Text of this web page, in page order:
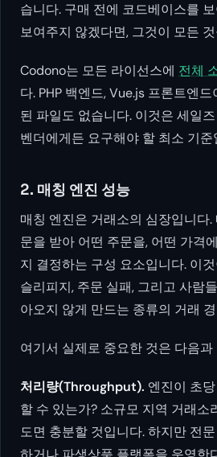
습니다. 구매 전에 코드베이스를
보여주지 않겠다면, 그것이 모든
Codono는 모든 라이선스에 전체
다. PHP 백엔드, Vue.js 프론트엔
된 파일도 없습니다. 이것은 세일
벤더에게든 요구해야 할 최소 기준
2. 매칭 엔진 성능
매칭 엔진은 거래소의 심장입니다
문을 받아 어떤 주문을, 어떤 가격
지 결정하는 구성 요소입니다. 이
슬리피지, 주문 실패, 그리고 사람
아오지 않게 만드는 종류의 거래
여기서 실제로 중요한 것은 다음과
처리량(Throughput). 엔진이 초
할 수 있는가? 소규모 지역 거래소
도면 충분할 것입니다. 하지만 전